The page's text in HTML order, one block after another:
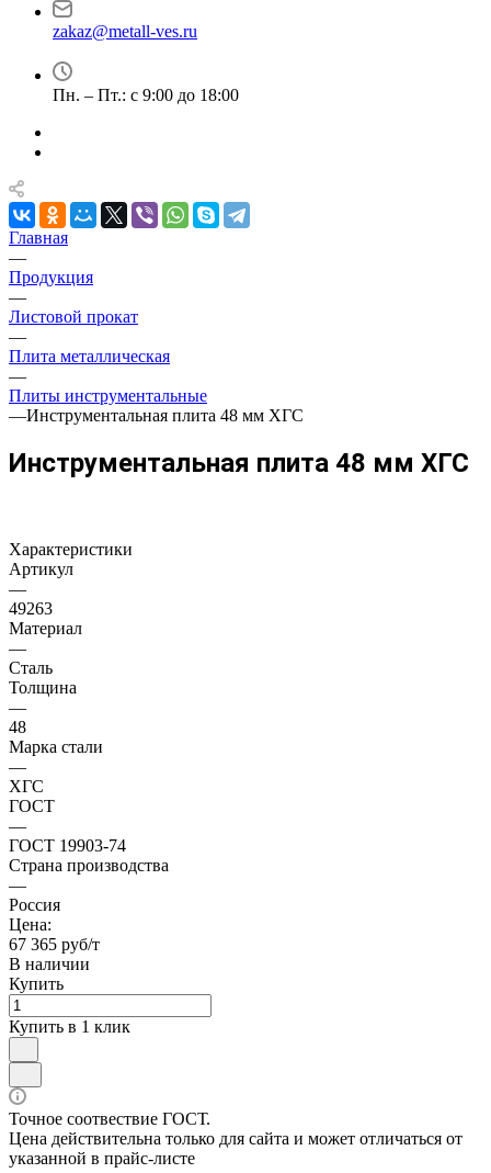
zakaz@metall-ves.ru
Пн. – Пт.: с 9:00 до 18:00
Главная
—
Продукция
—
Листовой прокат
—
Плита металлическая
—
Плиты инструментальные
—Инструментальная плита 48 мм ХГС
Инструментальная плита 48 мм ХГС
Характеристики
Артикул
—
49263
Материал
—
Сталь
Толщина
—
48
Марка стали
—
ХГС
ГОСТ
—
ГОСТ 19903-74
Страна производства
—
Россия
Цена:
67 365 руб/т
В наличии
Купить
Купить в 1 клик
Точное соотвествие ГОСТ.
Цена действительна только для сайта и может отличаться от
указанной в прайс-листе